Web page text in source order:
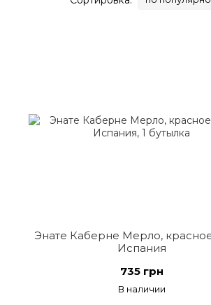
Энате Каберне Мерло,
Испания
735 грн
В наличии